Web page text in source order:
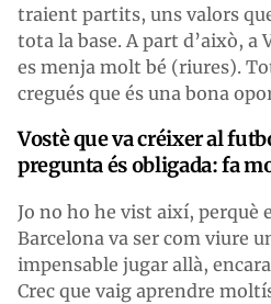
traient partits, uns valors
tota la base. A part d’això, a
es menja molt bé (riures).
cregués que és una bona
Vostè que va créixer al
pregunta és obligada: fa
Jo no ho he vist així, perquè
Barcelona va ser com viure
impensable jugar allà,
Crec que vaig aprendre